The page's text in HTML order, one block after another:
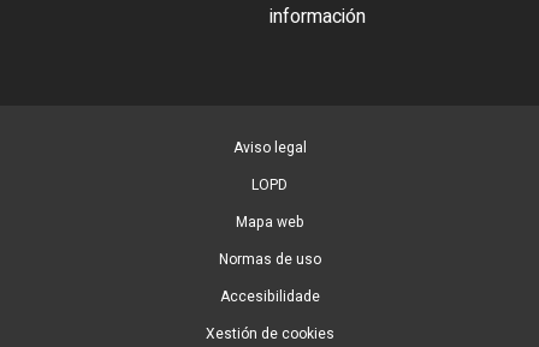
información
Aviso legal
LOPD
Mapa web
Normas de uso
Accesibilidade
Xestión de cookies